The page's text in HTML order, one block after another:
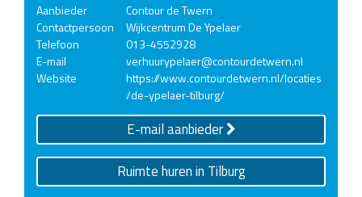
Aanbieder
Contour de Twern
Contactpersoon
Wijkcentrum De Ypelaer
Telefoon
013-4552928
E-mail
verhuurypelaer@contourdetwern.nl
Website
https://www.contourdetwern.nl/locaties
/de-ypelaer-tilburg/
E-mail aanbieder
Ruimte huren in Tilburg